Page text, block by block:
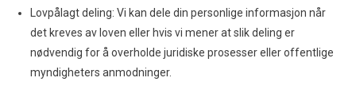
Lovpålagt deling: Vi kan dele din personlige informasjon når
det kreves av loven eller hvis vi mener at slik deling er
nødvendig for å overholde juridiske prosesser eller offentlige
myndigheters anmodninger.